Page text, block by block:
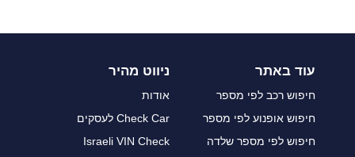
עוד באתר
חיפוש רכב לפי מספר
חיפוש אופנוע לפי מספר
חיפוש לפי מספר שלדה
ניווט מהיר
אודות
Check Car לעסקים
Israeli VIN Check